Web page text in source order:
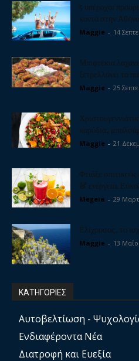
5 υπέροχοι
κοντά στην Αθήνα
Maggie - 14
Μπιφτέκια
ξετρελλάνει τα
Maggie - 25
καρύδια,
Maggie - 21
Φτιάξε
& ενέργεια.
Megeia - 29
Ελίχρυσος, το
Maggie - 13
ΚΑΤΗΓΟΡΙΕΣ
Αυτοβελτίωση -
Ενδιαφέροντα Νέα
Διατροφή και Ευεξία